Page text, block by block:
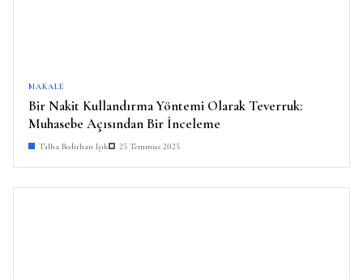
MAKALE
Bir Nakit Kullandırma Yöntemi Olarak Teverruk:
Muhasebe Açısından Bir İnceleme
Talha Bedirhan Işık 25 Temmuz 2025